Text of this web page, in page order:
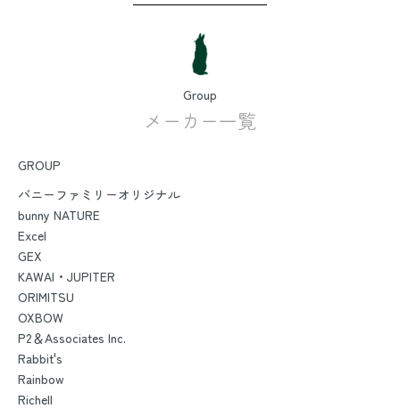
Group
メーカー一覧
GROUP
バニーファミリーオリジナル
bunny NATURE
Excel
GEX
KAWAI・JUPITER
ORIMITSU
OXBOW
P2＆Associates Inc.
Rabbit's
Rainbow
Richell